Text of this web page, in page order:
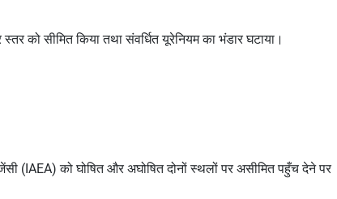
को सीमित किया तथा संवर्धित यूरेनियम का भंडार घटाया।
(IAEA) को घोषित और अघोषित दोनों स्थलों पर असीमित पहुँच देने पर